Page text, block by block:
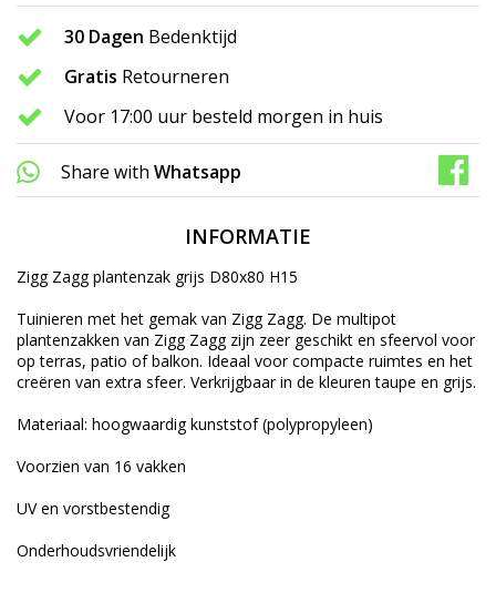
30 Dagen Bedenktijd
Gratis Retourneren
Voor 17:00 uur besteld morgen in huis
Share with Whatsapp
INFORMATIE
Zigg Zagg plantenzak grijs D80x80 H15
Tuinieren met het gemak van Zigg Zagg. De multipot
plantenzakken van Zigg Zagg zijn zeer geschikt en sfeervol voor
op terras, patio of balkon. Ideaal voor compacte ruimtes en het
creëren van extra sfeer. Verkrijgbaar in de kleuren taupe en grijs.
Materiaal: hoogwaardig kunststof (polypropyleen)
Voorzien van 16 vakken
UV en vorstbestendig
Onderhoudsvriendelijk